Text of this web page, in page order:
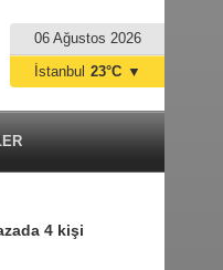
06 Ağustos 2026
İstanbul 23°C ▼
4 kişi